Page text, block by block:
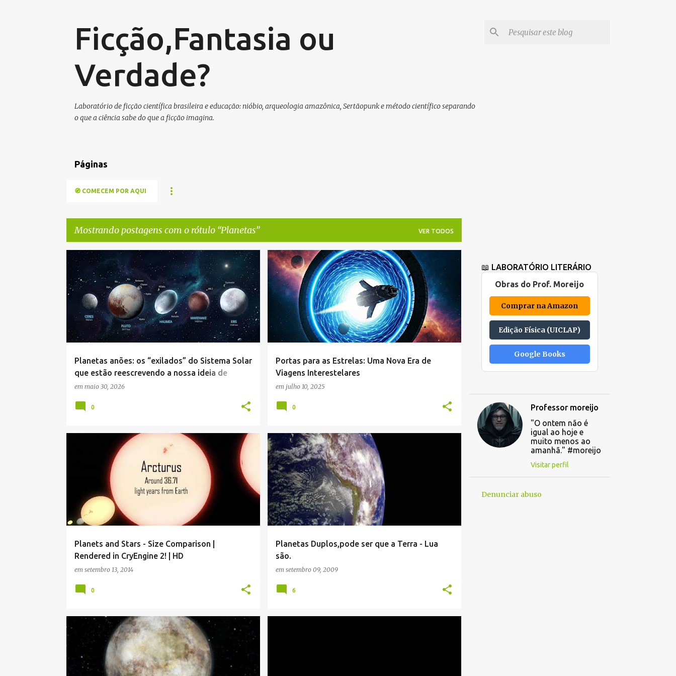
Ficção,Fantasia ou
Verdade?
Laboratório de ficção científica brasileira e educação: nióbio, arqueologia amazônica, Sertãopunk e método científico separando
o que a ciência sabe do que a ficção imagina.
Páginas
🧭 COMECEM POR AQUI
Mostrando postagens com o rótulo Planetas VER TODOS
P
o
s
g
Planetas anões: os “exilados” do Sistema Solar
que estão reescrevendo a nossa ideia de
realidade
em maio 30, 2026
ANÃOS EXILADOS PLANETAS SISTEMA SOLAR
0
Portas para as Estrelas: Uma Nova Era de
Viagens Interestelares
em julho 10, 2025
BURACO DE MINHOCA ENERGIA ESPAÇO 6
0
Planets and Stars - Size Comparison |
Rendered in CryEngine 2! | HD
em setembro 13, 2014
PLANETAS UNIVERSO
0
Planetas Duplos,pode ser que a Terra - Lua
são.
em setembro 09, 2009
ESPAÇO LUA PLANETAS TERRA
6
ANÕES ESPAÇO PLANETAS UNIVERSO
📖 LABORATÓRIO LITERÁRIO
Obras do Prof. Moreijo
Comprar na Amazon
Edição Física (UICLAP)
Google Books
Professor moreijo
"O ontem não é
igual ao hoje e
muito menos ao
amanhã." #moreijo
Visitar perfil
Denunciar abuso